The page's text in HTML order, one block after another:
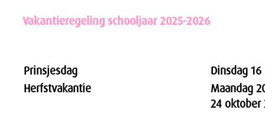
Vakantieregeling schooljaar 2025-2026
Prinsjesdag
Dinsdag
Herfstvakantie
Maandag
24 oktober